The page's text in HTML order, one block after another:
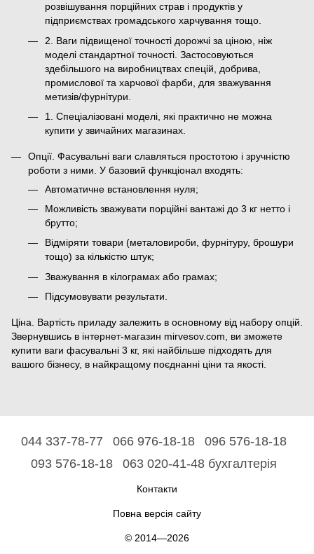
розвішування порційних страв і продуктів у
підприємствах громадського харчування тощо.
2. Ваги підвищеної точності дорожчі за ціною, ніж
моделі стандартної точності. Застосовуються
здебільшого на виробництвах спецій, добрива,
промислової та харчової фарби, для зважування
метизів/фурнітури.
1. Спеціалізовані моделі, які практично не можна
купити у звичайних магазинах.
Опції. Фасувальні ваги славляться простотою і зручністю
роботи з ними. У базовий функціонал входять:
Автоматичне встановлення нуля;
Можливість зважувати порційні вантажі до 3 кг нетто і
брутто;
Відміряти товари (металовироби, фурнітуру, брошури
тощо) за кількістю штук;
Зважування в кілограмах або грамах;
Підсумовувати результати.
Ціна. Вартість приладу залежить в основному від набору опцій.
Звернувшись в інтернет-магазин mirvesov.com, ви зможете
купити ваги фасувальні 3 кг, які найбільше підходять для
вашого бізнесу, в найкращому поєднанні ціни та якості.
044 337-78-77 066 976-18-18
096 576-18-18
093 576-18-18
063 020-41-48 бухгалтерія
Контакти
Повна версія сайту
© 2014—2026